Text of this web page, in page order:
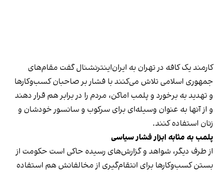
کارمند یک کافه در تهران به ایران‌اینترنشنال گفت مقام‌های
جمهوری اسلامی تلاش می‌کنند با فشار بر صاحبان کسب‌وکارها
و تهدید به برخورد و پلمب اماکن، مردم را در برابر هم قرار دهند
و از آنها به عنوان وسیله‌ای برای سرکوب و سانسور خودشان و
زنان استفاده کنند.
پلمب به مثابه ابزار فشار سیاسی
از طرف دیگر، شواهد و گزارش‌های رسیده حاکی است حکومت از
بستن کسب‌وکارها برای انتقام‌گیری از مخالفانش هم استفاده